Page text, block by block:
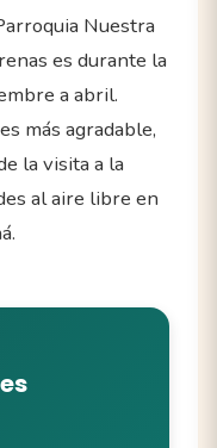
Nuestra
es durante la
a abril.
más agradable,
la visita a la
al aire libre en